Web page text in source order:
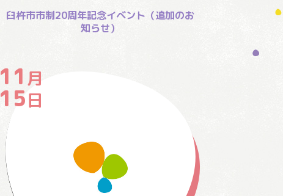
臼杵市市制20周年記念イベント（追加のお
知らせ）
11 月
15日